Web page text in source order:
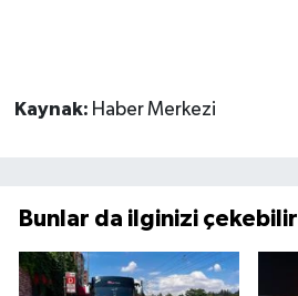
Kaynak: Haber Merkezi
Bunlar da ilginizi çekebilir